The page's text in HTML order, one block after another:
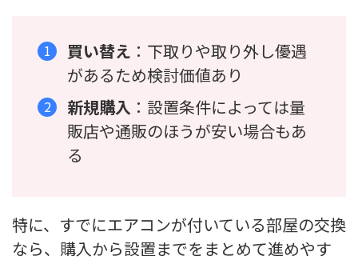
買い替え ：下取りや取り外し優遇
があるため検討価値あり
新規購入 ：設置条件によっては量
販店や通販のほうが安い場合もあ
る
特に、すでにエアコンが付いている部屋の交換
なら、購入から設置までをまとめて進めやす